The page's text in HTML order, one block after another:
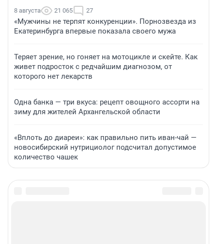
8 августа 21 065 27
«Мужчины не терпят конкуренции». Порнозвезда из
Екатеринбурга впервые показала своего мужа
Теряет зрение, но гоняет на мотоцикле и скейте. Как
живет подросток с редчайшим диагнозом, от
которого нет лекарств
Одна банка — три вкуса: рецепт овощного ассорти на
зиму для жителей Архангельской области
«Вплоть до диареи»: как правильно пить иван-чай —
новосибирский нутрициолог подсчитал допустимое
количество чашек